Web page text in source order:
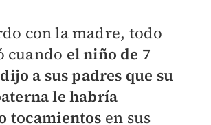
con la madre, todo
cuando el niño de 7
a sus padres que su
le habría
tocamientos en sus